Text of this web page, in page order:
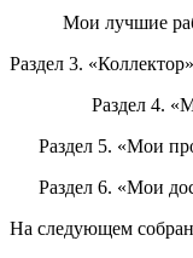
Мои лучшие
Раздел 3. «Коллектор»
Раздел 4.
Раздел 5. «Мои
Раздел 6. «Мои
На следующем